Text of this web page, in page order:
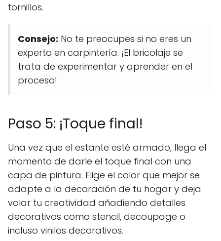
tornillos.
Consejo: No te preocupes si no eres un
experto en carpintería. ¡El bricolaje se
trata de experimentar y aprender en el
proceso!
Paso 5: ¡Toque final!
Una vez que el estante esté armado, llega el
momento de darle el toque final con una
capa de pintura. Elige el color que mejor se
adapte a la decoración de tu hogar y deja
volar tu creatividad añadiendo detalles
decorativos como stencil, decoupage o
incluso vinilos decorativos.